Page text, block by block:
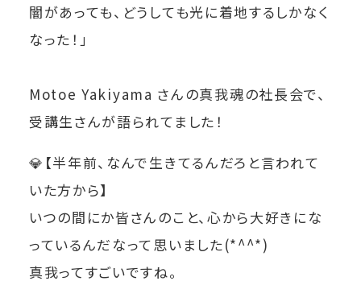
闇があっても、どうしても光に着地するしかなく
なった！」
Motoe Yakiyama さんの真我魂の社長会で、
受講生さんが語られてました！
💎 【半年前、なんで生きてるんだろと言われて
いた方から】
いつの間にか皆さんのこと、心から大好きにな
っているんだなって思いました(*^^*)
真我ってすごいですね。